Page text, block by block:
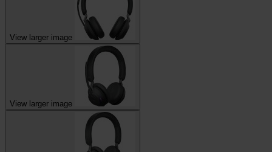
View larger image
View larger image